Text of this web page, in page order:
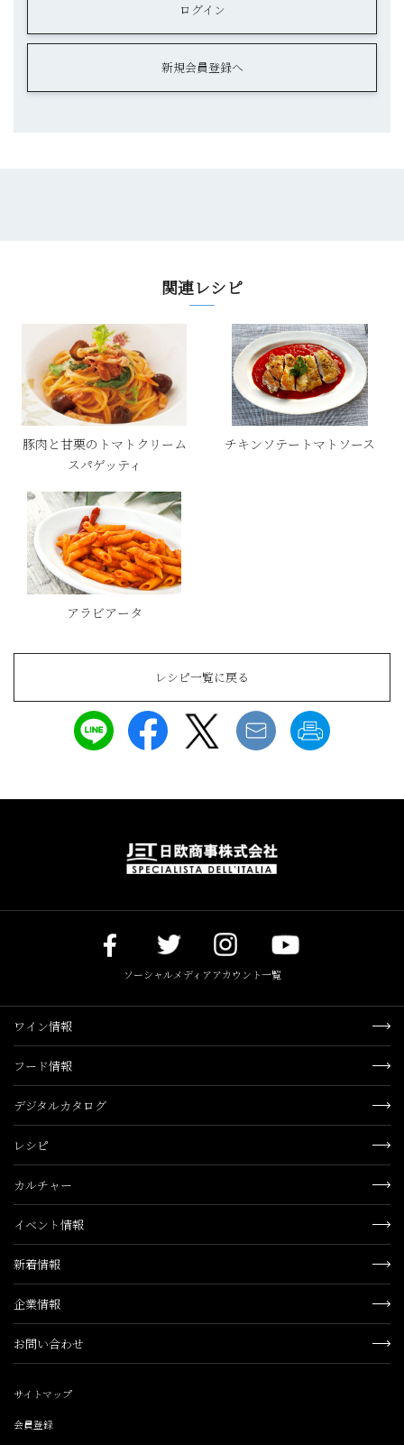
ログイン
新規会員登録へ
関連レシピ
豚肉と甘栗のトマトクリーム
スパゲッティ
チキンソテートマトソース
アラビアータ
レシピ一覧に戻る
ソーシャルメディアアカウント一覧
ワイン情報
フード情報
デジタルカタログ
レシピ
カルチャー
イベント情報
新着情報
企業情報
お問い合わせ
サイトマップ
会員登録